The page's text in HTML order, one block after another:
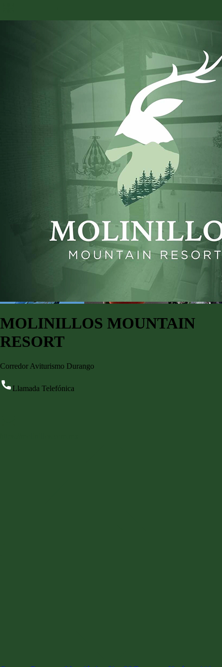
MOLINILLOS MOUNTAIN
RESORT
Corredor Aviturismo Durango
Llamada Telefónica